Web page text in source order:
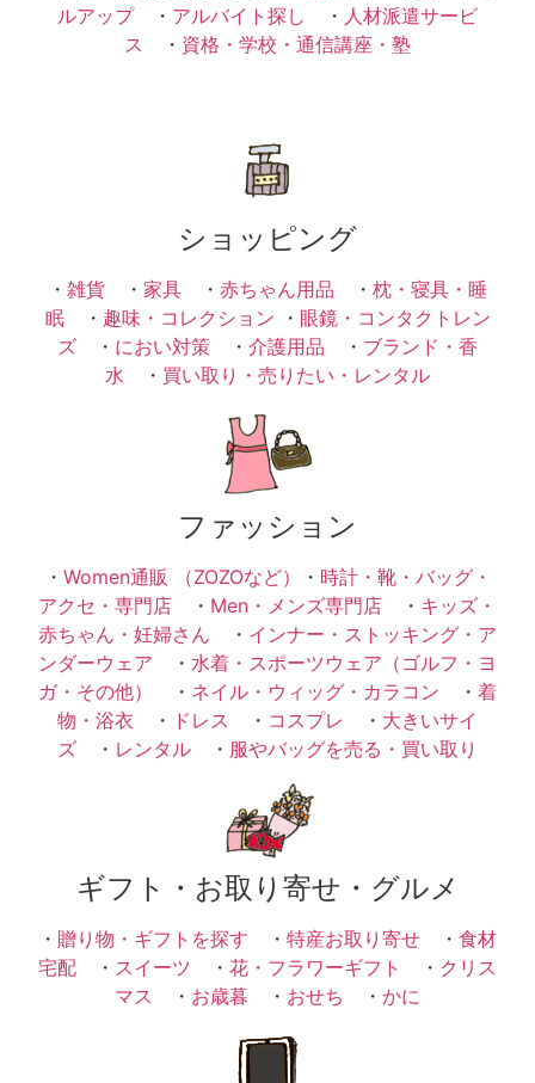
ルアップ・ アルバイト探し ・ 人材派遣サービ
ス ・ 資格・学校・通信講座・塾
ショッピング
・ 雑貨 ・ 家具 ・ 赤ちゃん用品 ・ 枕・寝具・睡
眠・ 趣味・コレクション ・ 眼鏡・コンタクトレン
ズ ・ におい対策 ・ 介護用品 ・ ブランド・香
水 ・ 買い取り・売りたい・レンタル
ファッション
・ Women通販 （ZOZOなど） ・ 時計・靴・バッグ・
アクセ・専門店 ・ Men・メンズ専門店 ・ キッズ・
赤ちゃん・妊婦さん ・ インナー・ストッキング・ア
ンダーウェア ・ 水着・スポーツウェア（ゴルフ・ヨ
ガ・その他）
・ ネイル・ウィッグ・カラコン ・ 着
物・浴衣 ・ ドレス ・ コスプレ ・ 大きいサイ
ズ ・ レンタル ・ 服やバッグを売る・買い取り
ギフト・お取り寄せ・グルメ
・ 贈り物・ギフトを探す ・ 特産お取り寄せ ・ 食材
宅配 ・ スイーツ ・ 花・フラワーギフト ・ クリス
マス ・ お歳暮 ・ おせち ・ かに